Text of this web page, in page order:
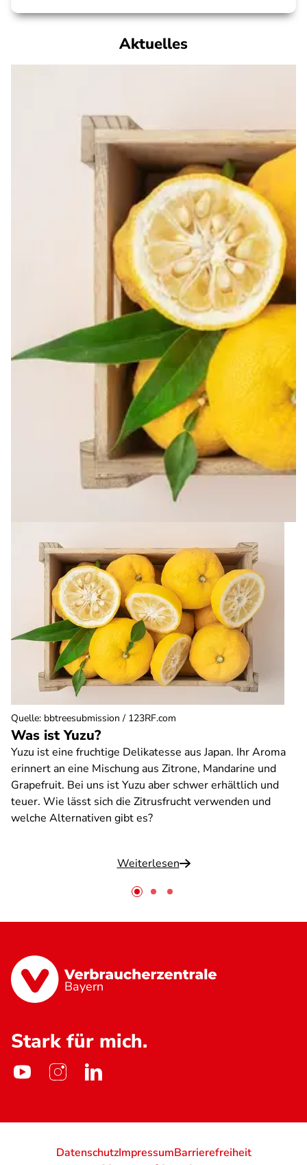
Aktuelles
Was ist Yuzu?
Yuzu ist eine fruchtige Delikatesse aus Japan. Ihr Aroma
erinnert an eine Mischung aus Zitrone, Mandarine und
Grapefruit. Bei uns ist Yuzu aber schwer erhältlich und
teuer. Wie lässt sich die Zitrusfrucht verwenden und
welche Alternativen gibt es?
Weiterlesen
Quelle: bbtreesubmission / 123RF.com
Bayern
Stark für mich.
DatenschutzImpressumBarrierefreiheit